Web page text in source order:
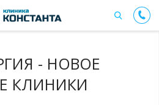
- НОВОЕ
КЛИНИКИ